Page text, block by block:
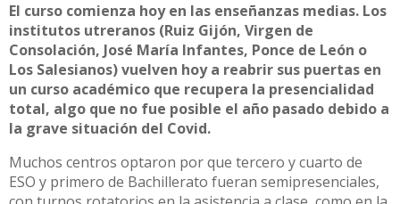
El curso comienza hoy en las enseñanzas medias. Los
institutos utreranos (Ruiz Gijón, Virgen de
Consolación, José María Infantes, Ponce de León o
Los Salesianos) vuelven hoy a reabrir sus puertas en
un curso académico que recupera la presencialidad
total, algo que no fue posible el año pasado debido a
la grave situación del Covid.
Muchos centros optaron por que tercero y cuarto de
ESO y primero de Bachillerato fueran semipresenciales,